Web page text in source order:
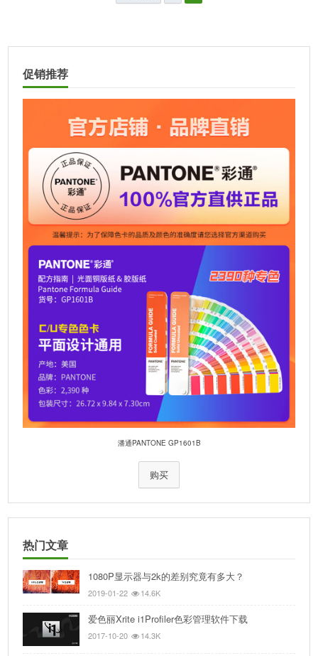
页
促销推荐
潘通PANTONE GP1601B
购买
热门文章
1080P显示器与2k的差别究竟有多大？
2019-01-22 14.6K
爱色丽Xrite i1Profiler色彩管理软件下载
2017-10-20 14.3K